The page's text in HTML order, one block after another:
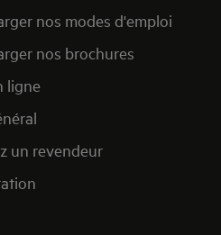
nos modes d'emploi
nos brochures
ligne
un revendeur